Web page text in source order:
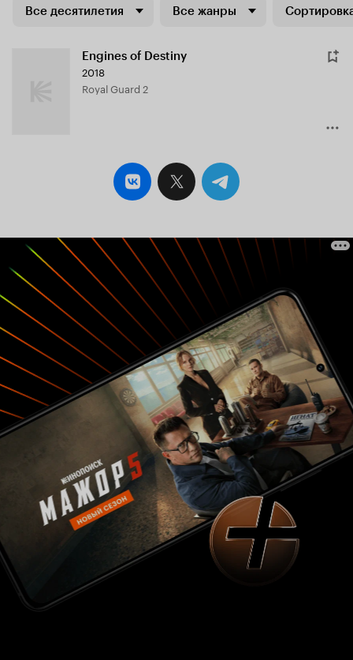
Все десятилетия Все жанры
Engines of Destiny
2018
Royal Guard 2